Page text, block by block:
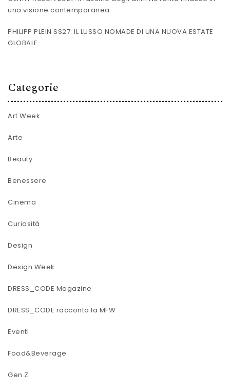
una visione contemporanea
PHILIPP PLEIN SS27: IL LUSSO NOMADE DI UNA NUOVA ESTATE
GLOBALE
Categorie
Art Week
Arte
Beauty
Benessere
Cinema
Curiosità
Design
Design Week
DRESS_CODE Magazine
DRESS_CODE racconta la MFW
Eventi
Food&Beverage
Gen Z